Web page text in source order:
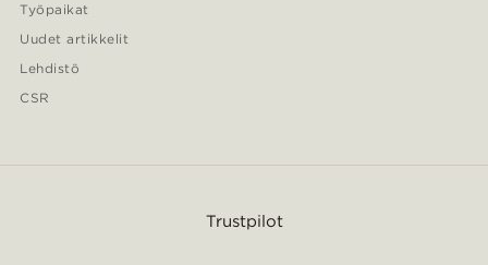
Työpaikat
Uudet artikkelit
Lehdistö
CSR
Trustpilot